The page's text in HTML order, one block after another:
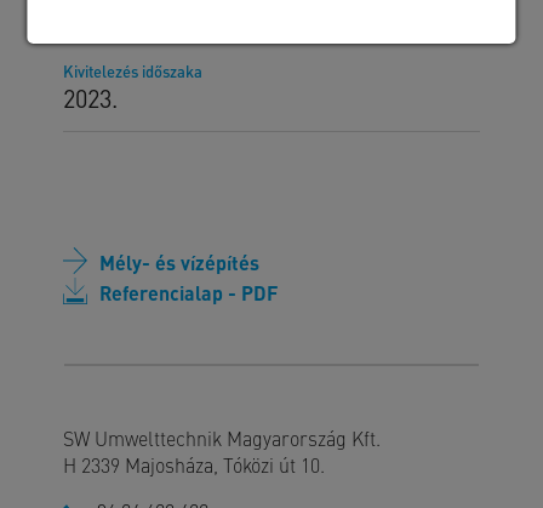
Kivitelezés időszaka
2023.
Mély- és vízépítés
Referencialap - PDF
SW Umwelttechnik Magyarország Kft.
H 2339 Majosháza, Tóközi út 10.